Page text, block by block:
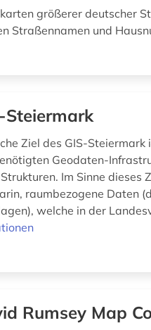
größerer deutscher
Straßennamen und
Steiermark
Ziel des GIS-
Geodaten-
Im Sinne dieses
raumbezogene Daten
welche in der
Rumsey Map